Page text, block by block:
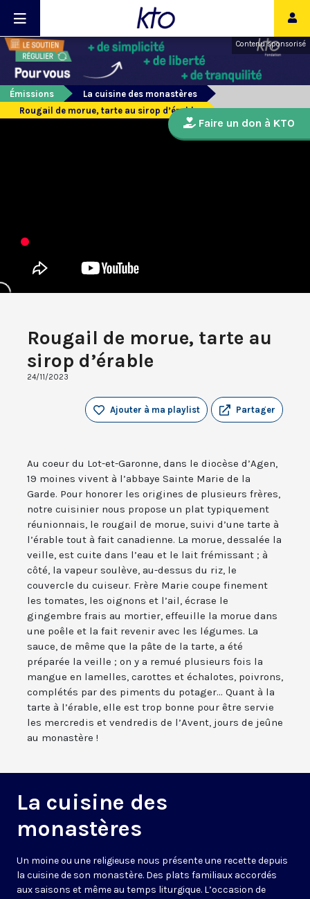
Contenu sponsorisé
Émissions
La cuisine des monastères
Rougail de morue, tarte au sirop d’érable
Rougail de morue, tarte au
sirop d’érable
24/11/2023
Partager
Ajouter à ma playlist
Au coeur du Lot-et-Garonne, dans le diocèse d’Agen,
19 moines vivent à l’abbaye Sainte Marie de la
Garde. Pour honorer les origines de plusieurs frères,
notre cuisinier nous propose un plat typiquement
réunionnais, le rougail de morue, suivi d’une tarte à
l’érable tout à fait canadienne. La morue, dessalée la
veille, est cuite dans l’eau et le lait frémissant ; à
côté, la vapeur soulève, au-dessus du riz, le
couvercle du cuiseur. Frère Marie coupe finement
les tomates, les oignons et l’ail, écrase le
gingembre frais au mortier, effeuille la morue dans
une poêle et la fait revenir avec les légumes. La
sauce, de même que la pâte de la tarte, a été
préparée la veille ; on y a remué plusieurs fois la
mangue en lamelles, carottes et échalotes, poivrons,
complétés par des piments du potager... Quant à la
tarte à l’érable, elle est trop bonne pour être servie
les mercredis et vendredis de l’Avent, jours de jeûne
au monastère !
La cuisine des
monastères
Un moine ou une religieuse nous présente une recette depuis
la cuisine de son monastère. Des plats familiaux accordés
aux saisons et même au temps liturgique. L’occasion de
Faire un don à KTO